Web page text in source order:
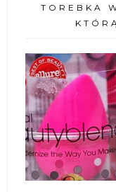
TOREBKA